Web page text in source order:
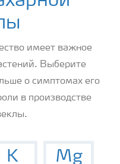
имеет важное
Выберите
о симптомах его
в производстве
K Mg